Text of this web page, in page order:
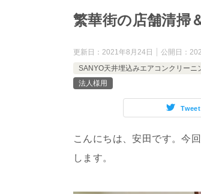
繁華街の店舗清掃
更新日： 2021年8月24日 公開日：
SANYO天井埋込みエアコンクリーニ
法人様用
Tweet
こんにちは、安田です。今
します。